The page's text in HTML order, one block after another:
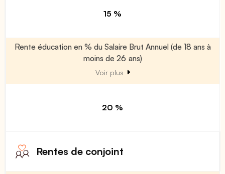
15 %
Rente éducation en % du Salaire Brut Annuel (de 18 ans à
moins de 26 ans)
Voir plus
20 %
Rentes de conjoint